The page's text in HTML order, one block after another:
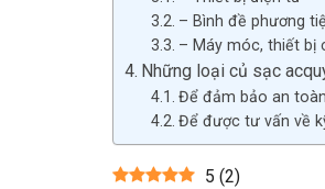
– Bình đề phương
– Máy móc, thiết bị
Những loại củ sạc
Để đảm bảo an
Để được tư vấn về
5 (2)